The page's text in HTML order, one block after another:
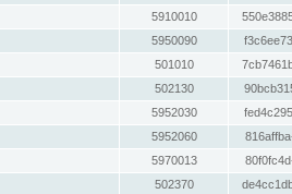
5910010
5950090
501010
502130
5952030
5952060
5970013
502370